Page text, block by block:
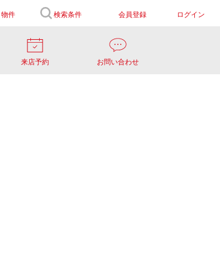
物件 検索条件 会員登録 ログイン
来店予約 お問い合わせ